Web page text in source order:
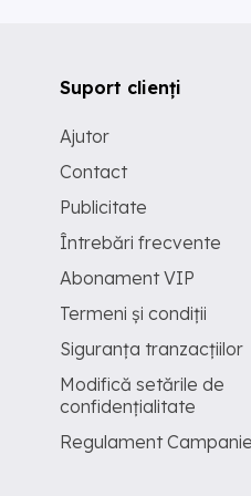
Suport clienți
Ajutor
Contact
Publicitate
Întrebări frecvente
Abonament VIP
Termeni și condiții
Siguranța tranzacțiilor
Modifică setările de
confidențialitate
Regulament Campanie